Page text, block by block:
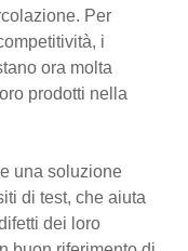
Per
i
ora molta
prodotti nella
una soluzione
di test, che aiuta
dei loro